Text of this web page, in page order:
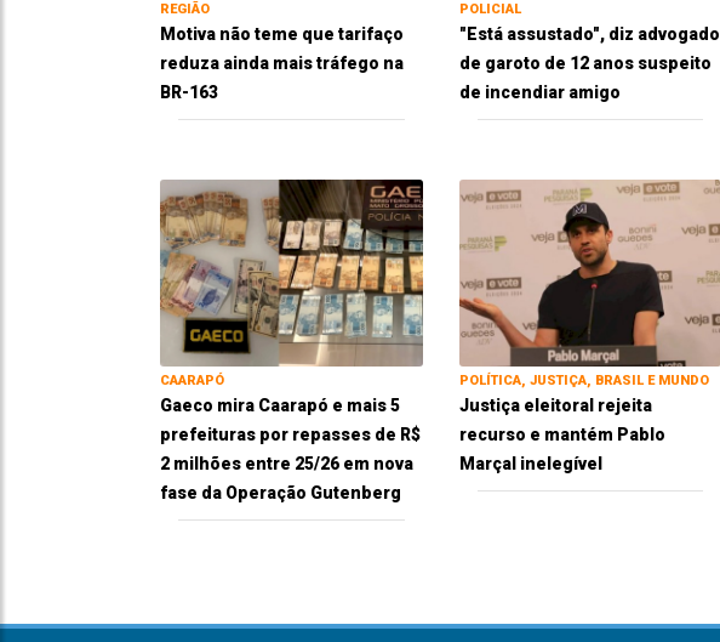
REGIÃO
Motiva não teme que tarifaço
reduza ainda mais tráfego na
BR-163
POLICIAL
"Está assustado", diz advogado
de garoto de 12 anos suspeito
de incendiar amigo
CAARAPÓ
Gaeco mira Caarapó e mais 5
prefeituras por repasses de R$
2 milhões entre 25/26 em nova
fase da Operação Gutenberg
POLÍTICA, JUSTIÇA, BRASIL E MUNDO
Justiça eleitoral rejeita
recurso e mantém Pablo
Marçal inelegível